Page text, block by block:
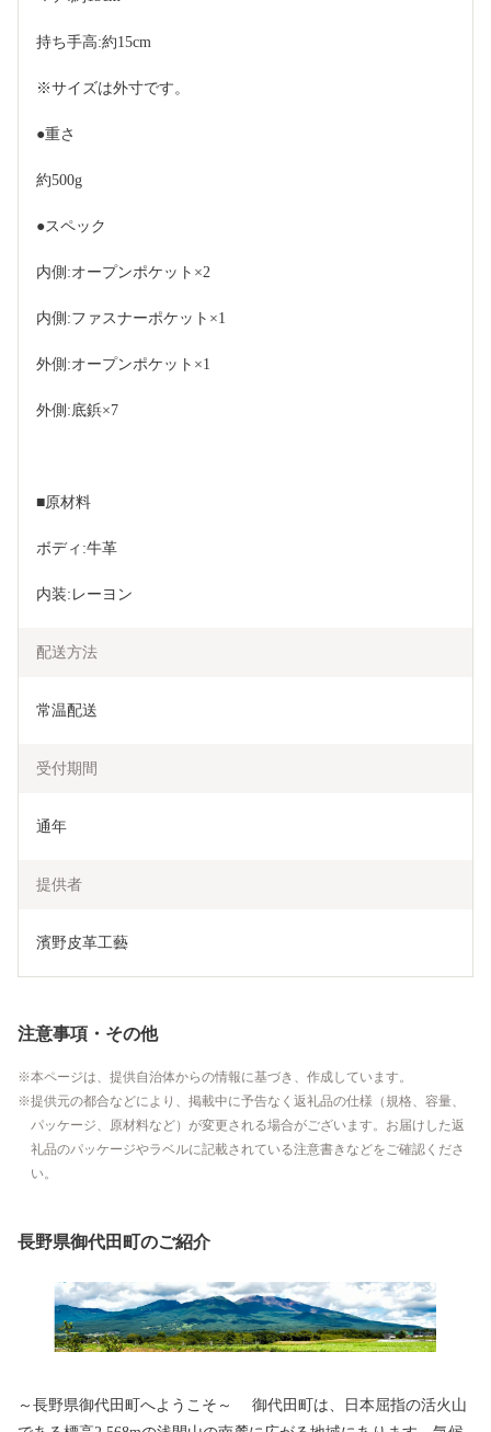
持ち手高:約15cm
※サイズは外寸です。
●重さ
約500g
●スペック
内側:オープンポケット×2
内側:ファスナーポケット×1
外側:オープンポケット×1
外側:底鋲×7
■原材料
ボディ:牛革
内装:レーヨン
配送方法
常温配送
受付期間
通年
提供者
濱野皮革工藝
注意事項・その他
本ページは、提供自治体からの情報に基づき、作成しています。
提供元の都合などにより、掲載中に予告なく返礼品の仕様（規格、容量、
パッケージ、原材料など）が変更される場合がございます。お届けした返
礼品のパッケージやラベルに記載されている注意書きなどをご確認くださ
い。
長野県御代田町のご紹介
～長野県御代田町へようこそ～ 御代田町は、日本屈指の活火山